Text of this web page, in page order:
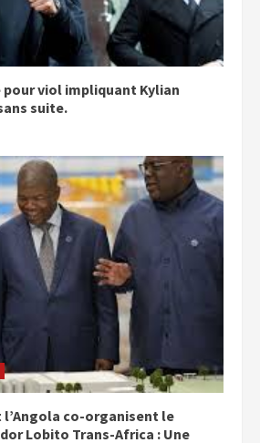
pour viol impliquant Kylian
suite.
l’Angola co-organisent le
Lobito Trans-Africa : Une